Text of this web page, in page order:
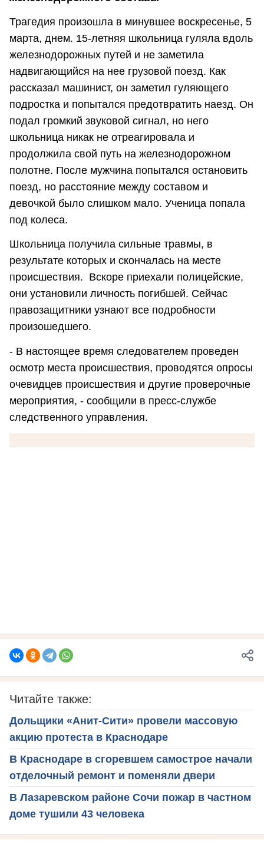
Трагедия произошла в минувшее воскресенье, 5
марта, днем. 15-летняя школьница гуляла вдоль
железнодорожных путей и не заметила
надвигающийся на нее грузовой поезд. Как
рассказал машинист, он заметил гуляющего
подростка и попытался предотвратить наезд. Он
подал громкий звуковой сигнал, но него
школьница никак не отреагировала и
продолжила свой путь на железнодорожном
полотне. После мужчина попытался остановить
поезд, но расстояние между составом и
девочкой было слишком мало. Ученица попала
под колеса.
Школьница получила сильные травмы, в
результате которых и скончалась на месте
происшествия. Вскоре приехали полицейские,
они установили личность погибшей. Сейчас
правозащитники узнают все подробности
произошедшего.
- В настоящее время следователем проведен
осмотр места происшествия, проводятся опросы
очевидцев происшествия и другие проверочные
мероприятия, - сообщили в пресс-службе
следственного управления.
Читайте также:
Дольщики «Анит-Сити» провели массовую
акцию протеста в Краснодаре
В Краснодаре в сгоревшем самострое начали
отделочный ремонт и поменяли двери
В Лазаревском районе Сочи пожар в частном
доме тушили 43 человека